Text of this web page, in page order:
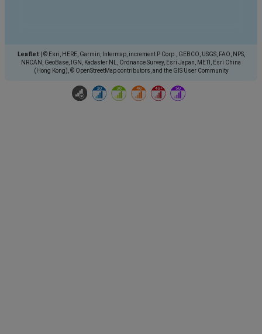
Leaflet
© Esri, HERE, Garmin, Intermap, increment P Corp., GEBCO, USGS, FAO, NPS,
NRCAN, GeoBase, IGN, Kadaster NL, Ordnance Survey, Esri Japan, METI, Esri China
(Hong Kong), © OpenStreetMap contributors, and the GIS User Community